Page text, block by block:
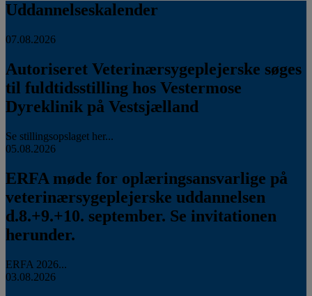
Uddannelseskalender
07.08.2026
Autoriseret Veterinærsygeplejerske søges
til fuldtidsstilling hos Vestermose
Dyreklinik på Vestsjælland
Se stillingsopslaget her...
05.08.2026
ERFA møde for oplæringsansvarlige på
veterinærsygeplejerske uddannelsen
d.8.+9.+10. september. Se invitationen
herunder.
ERFA 2026...
03.08.2026